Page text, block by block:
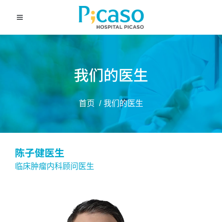
我们的医生
首页 我们的医生
陈子健医生
临床肿瘤内科顾问医生